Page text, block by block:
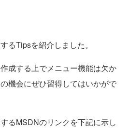
るTipsを紹介しました。
成する上でメニュー機能は欠か
機会にぜひ習得してはいかがで
るMSDNのリンクを下記に示し